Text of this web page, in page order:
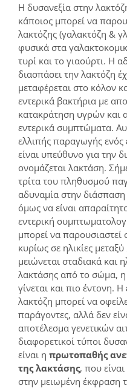
Η δυσανεξία στην
κάποιος μπορεί να
λακτόζης (γαλακτόζη &
φυσικά στα
τυρί και το γιαούρτι. Η
διασπάσει την λακτόζη
μεταφέρεται στο κόλον
εντερικά βακτήρια με
κατακράτηση υγρών και
εντερικά συμπτώματα.
ελλιπής παραγωγής
είναι υπεύθυνο για την
ονομάζεται λακτάση.
τρίτα του πληθυσμού
αδυναμία στην διάσπαση
όμως να είναι
εντερική
μπορεί να παρουσιαστεί
κυρίως σε ηλικίες
μειώνεται σταδιακά και
λακτάσης από το σώμα,
γίνεται και πιο έντονη.
λακτόζη μπορεί να
παράγοντες, αλλά δεν
αποτέλεσμα γενετικών
διαφορετικοί τύποι
είναι η πρωτοπαθής
της λακτάσης, που είναι
στην μειωμένη έκφραση